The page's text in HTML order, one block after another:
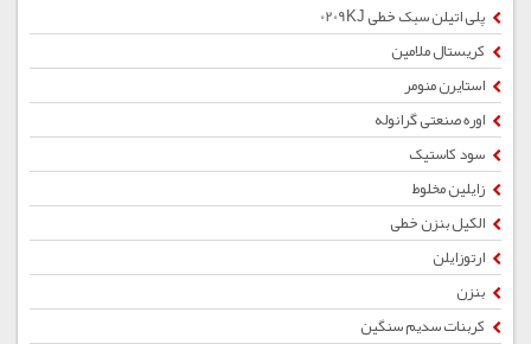
پلی اتیلن سبک خطی 0209KJ
کریستال ملامین
استایرن منومر
اوره صنعتی گرانوله
سود کاستیک
زایلین مخلوط
الکیل بنزن خطی
ارتوزایلن
بنزن
کربنات سدیم سنگین